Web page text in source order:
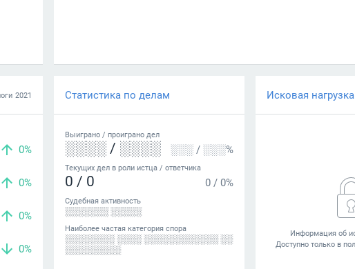
2021
0%
0%
0%
0%
Статистика по делам
Выиграно / проиграно дел
░░░░ / ░░░░ ░░░ / ░░░%
Текущих дел в роли истца / ответчика
0 / 0 0 / 0%
Судебная активность
░░░░░░░ ░░░░░
Наиболее частая категория спора
░░░░░░░░ ░░░░ ░░░░░░░░░░░░ ░░
░░░░░░░░░
Исковая нагрузка